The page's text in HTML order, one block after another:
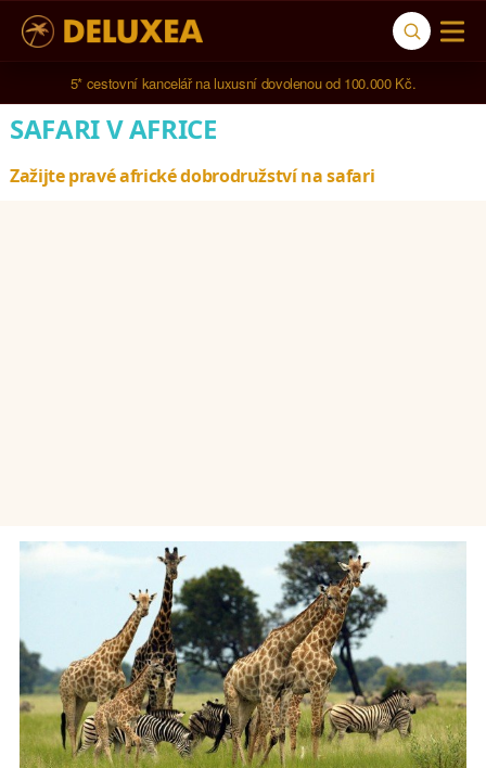
5* cestovní kancelář na luxusní dovolenou od 100.000 Kč.
SAFARI V AFRICE
Zažijte pravé africké dobrodružství na safari